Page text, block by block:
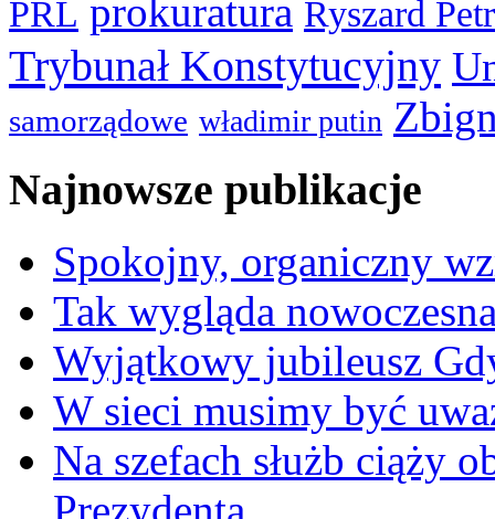
PRL prokuratura Ryszard
Trybunał Konstytucyjny
samorządowe władimir putin
Najnowsze publikacje
Spokojny, organiczny
Tak wygląda
Wyjątkowy jubileusz
W sieci musimy być
Na szefach służb ciąży
Prezydenta